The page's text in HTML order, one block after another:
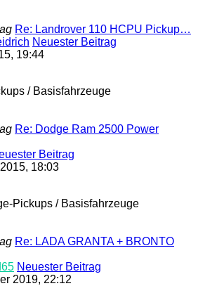
Re: Landrover 110 HCPU Pickup…
Neuester Beitrag
19:44
/ Basisfahrzeuge
Re: Dodge Ram 2500 Power
Beitrag
18:03
Pickups / Basisfahrzeuge
Re: LADA GRANTA + BRONTO
Neuester Beitrag
2019, 22:12